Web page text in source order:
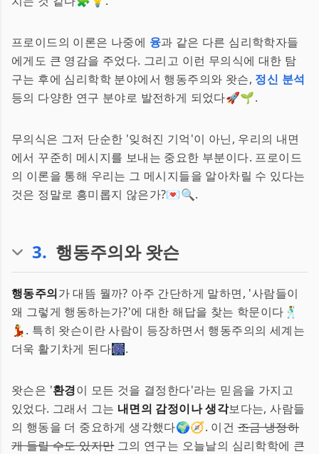
프로이드의 이론은 나중에 융과 같은 다른 심리학학자들
에게도 큰 영감을 주었다. 그리고 이런 무의식에 대한 탐
구는 후에 심리학학 분야에서 행동주의와 왓슨, 정신 분석
등의 다양한 연구 분야로 발전하게 되었다🚀🌱.
무의식은 그저 단순한 '잊혀진 기억'이 아닌, 우리의 내면
에서 꾸준히 메시지를 보내는 중요한 부분이다. 프로이드
의 이론을 통해 우리는 그 메시지들을 알아차릴 수 있다는
것은 정말로 흥미롭지 않은가?💌🔍.
3. 행동주의와 왓슨
행동주의가 대뜸 뭘까? 아주 간단하게 말하면, '사람들이
왜 그렇게 행동하는가?'에 대한 해답을 찾는 학문이다🕺
💃. 특히 왓슨이란 사람이 등장하면서 행동주의의 세계는
더욱 활기차게 된다🎆.
왓슨은 '환경이 모든 것을 결정한다'라는 믿음을 가지고
있었다. 그래서 그는 내면의 감정이나 생각보다는, 사람들
의 행동을 더 중요하게 생각했다🌍🧭. 이건조금 냉정하
게 들릴 수도 있지만그의 연구는 오늘날의 심리학학에 큰